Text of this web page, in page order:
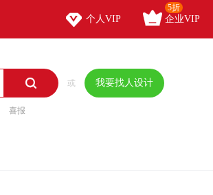
 个人VIP  企业VIP
5折
 或 我要找人设计
喜报